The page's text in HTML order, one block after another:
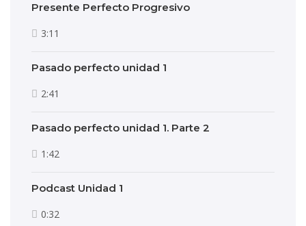
Presente Perfecto Progresivo
3:11
Pasado perfecto unidad 1
2:41
Pasado perfecto unidad 1. Parte 2
1:42
Podcast Unidad 1
0:32